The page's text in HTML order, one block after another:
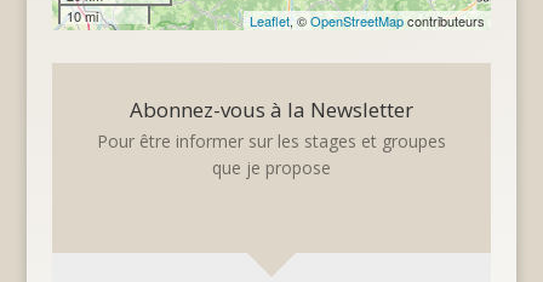
10 mi
Leaflet, ©OpenStreetMapcontributeurs
Abonnez-vous à la Newsletter
Pour être informer sur les stages et groupes
que je propose